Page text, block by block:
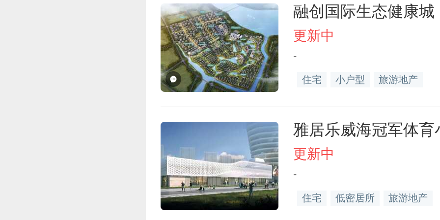
融创国际生态健康城
更新中
-
住宅 小户型 旅游地产
雅居乐威海冠军体育
更新中
-
住宅 低密居所 旅游地产